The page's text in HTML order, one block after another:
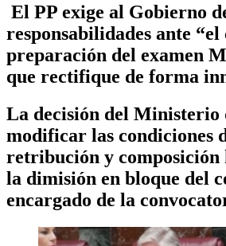
El PP exige al Gobierno
responsabilidades ante “el
preparación del examen
que rectifique de forma
La decisión del Ministerio
modificar las condiciones
retribución y composición
la dimisión en bloque del
encargado de la